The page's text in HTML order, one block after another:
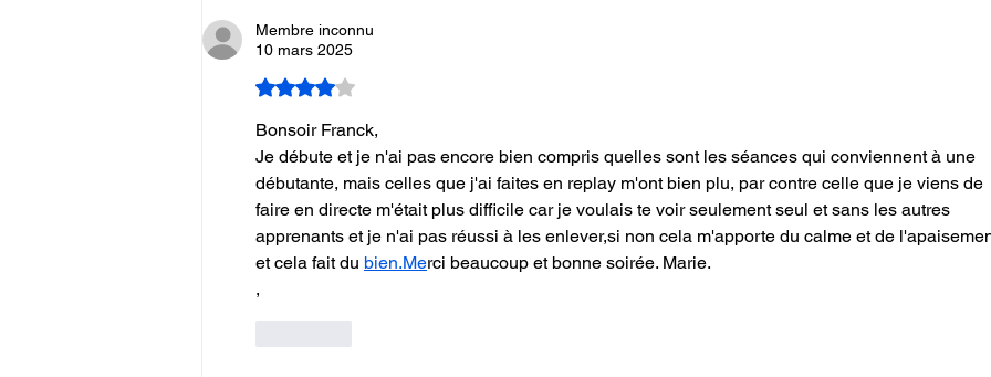
Membre inconnu
10 mars 2025
Noté 4 étoiles sur 5.
Bonsoir Franck,
Je débute et je n'ai pas encore bien compris quelles sont les séances qui conviennent à une
débutante, mais celles que j'ai faites en replay m'ont bien plu, par contre celle que je viens de
faire en directe m'était plus difficile car je voulais te voir seulement seul et sans les autres
apprenants et je n'ai pas réussi à les enlever,si non cela m'apporte du calme et de
et cela fait du bien.Merci beaucoup et bonne soirée. Marie.
,